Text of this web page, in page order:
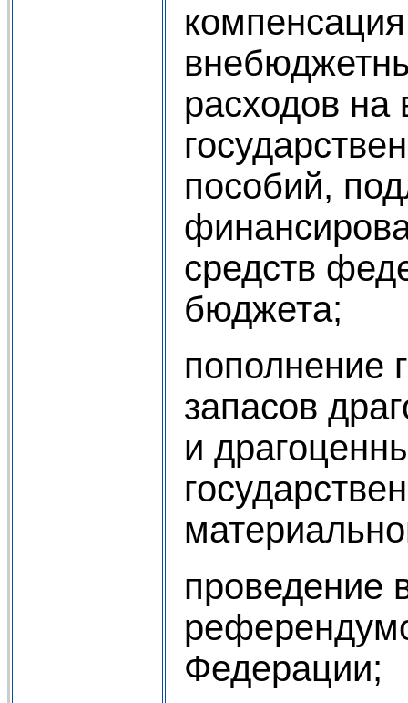
расходов на
пособий,
средств
бюджета;
пополнение
запасов
и
проведение
Федерации;